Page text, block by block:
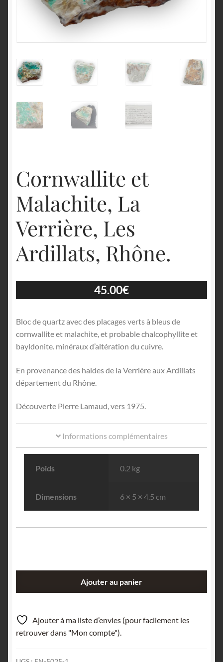
Cornwallite et
Malachite, La
Verrière, Les
Ardillats, Rhône.
45.00€
Bloc de quartz avec des placages verts à bleus de
cornwallite et malachite, et probable chalcophyllite et
bayldonite. minéraux d’altération du cuivre.
En provenance des haldes de la Verrière aux Ardillats
département du Rhône.
Découverte Pierre Lamaud, vers 1975.
Informations complémentaires
Poids 0.2 kg
Dimensions 6 × 5 × 4.5 cm
et
Malachite,
La
Ajouter au panier
Ajouter à ma liste d’envies (pour facilement les
retrouver dans "Mon compte").